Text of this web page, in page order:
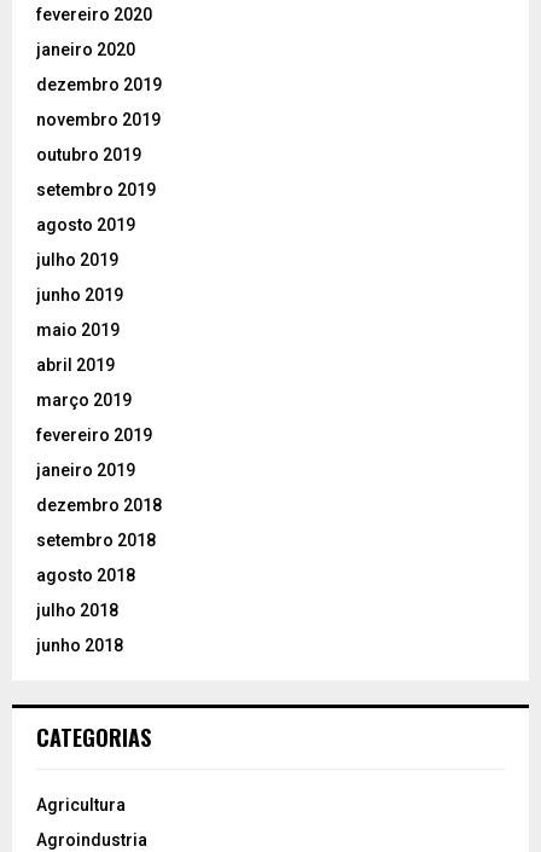
fevereiro 2020
janeiro 2020
dezembro 2019
novembro 2019
outubro 2019
setembro 2019
agosto 2019
julho 2019
junho 2019
maio 2019
abril 2019
março 2019
fevereiro 2019
janeiro 2019
dezembro 2018
setembro 2018
agosto 2018
julho 2018
junho 2018
CATEGORIAS
Agricultura
Agroindustria